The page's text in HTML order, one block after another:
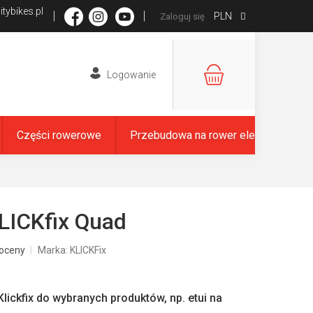
PLN
Zaloguj się
KOSZYK
Części rowerowe Przebudowa na rower elektryczny
do wybranych produktów, np. etui na
Quad
Marka: KLICKFix